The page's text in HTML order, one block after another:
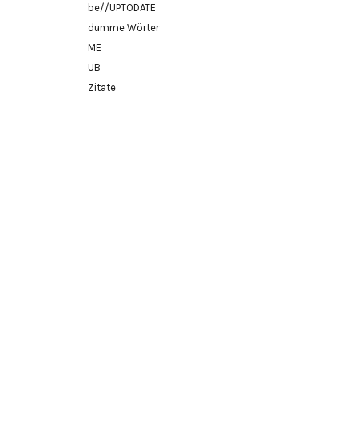
be//UPTODATE
dumme Wörter
ME
UB
Zitate